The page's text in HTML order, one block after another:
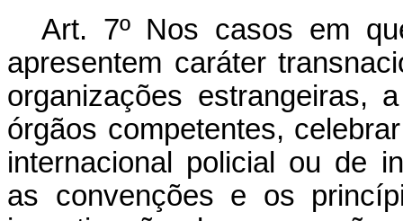
Art. 7º Nos casos em
apresentem caráter
organizações estrangeiras,
órgãos competentes,
internacional policial ou de
as convenções e os